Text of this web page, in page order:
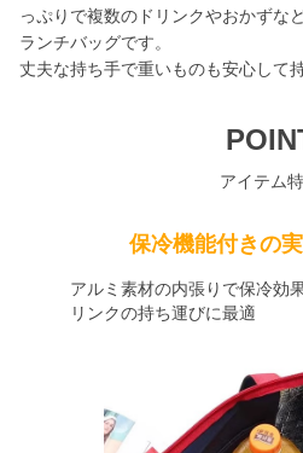
っぷりで複数のドリンクやおかずな
ランチバッグです。
丈夫な持ち手で重いものも安心して
アイテム
保冷機能付きの
アルミ素材の内張りで保冷効
リンクの持ち運びに最適